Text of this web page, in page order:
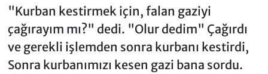
"Kurban kestirmek için, falan gaziyi
çağırayım mı?" dedi. "Olur dedim" Çağırdı
ve gerekli işlemden sonra kurbanı kestirdi,
Sonra kurbanımızı kesen gazi bana sordu.